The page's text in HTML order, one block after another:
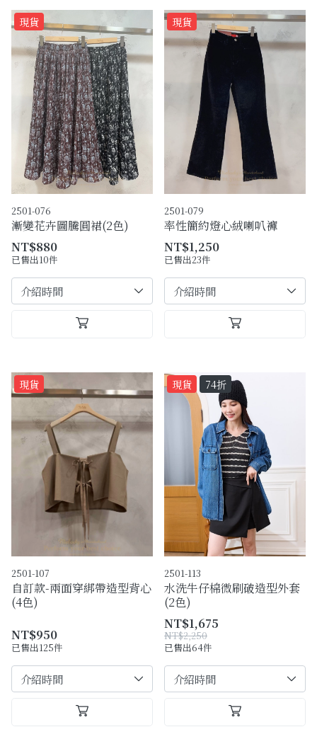
現貨
2501-076
漸變花卉圖騰圓裙(2色)
NT$880
已售出10件
現貨
2501-079
率性簡約燈心絨喇叭褲
NT$1,250
已售出23件
現貨
2501-107
自訂款-兩面穿綁帶造型背心
(4色)
NT$950
已售出125件
現貨 74折
2501-113
水洗牛仔棉微刷破造型外套
(2色)
NT$1,675
NT$2,250
已售出64件